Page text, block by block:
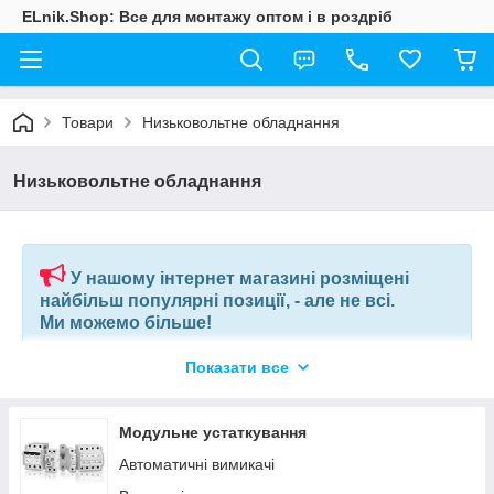
ELnik.Shop: Все для монтажу оптом і в роздріб
Товари Низьковольтне обладнання
Низьковольтне обладнання
У нашому інтернет магазині розміщені
найбільш популярні позиції, - але не всі.
Ми можемо більше!
Якщо ви шукаєте конкретну позицію або заміну товару, який
вашим запитом, або аналоги інших виробників.
+380675038212
Показати все
Модульне устаткування
Автоматичні вимикачі